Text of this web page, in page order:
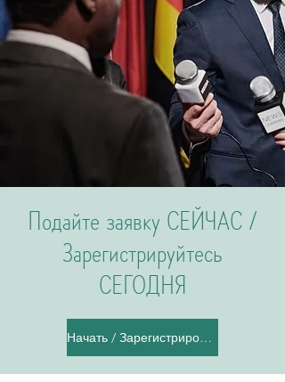
Подайте заявку СЕЙЧАС /
Зарегистрируйтесь
СЕГОДНЯ
Начать / Зарегистрироваться